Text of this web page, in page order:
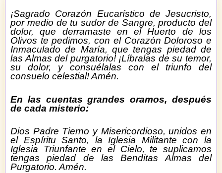
¡Sagrado Corazón Eucarístico de Jesucristo,
por medio de tu sudor de Sangre, producto del
dolor, que derramaste en el Huerto de los
Olivos te pedimos, con el Corazón Doloroso e
Inmaculado de María, que tengas piedad de
las Almas del purgatorio! ¡Líbralas de su temor,
su dolor, y consuélalas con el triunfo del
consuelo celestial! Amén.
En las cuentas grandes oramos, después
de cada misterio:
Dios Padre Tierno y Misericordioso, unidos en
el Espíritu Santo, la Iglesia Militante con la
Iglesia Triunfante en el Cielo, te suplicamos
tengas piedad de las Benditas Almas del
Purgatorio. Amén.